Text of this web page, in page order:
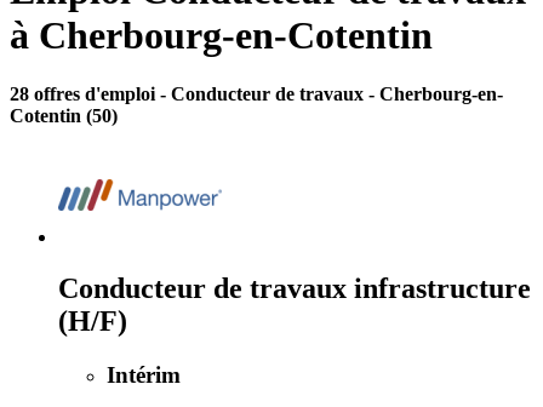
à Cherbourg-en-Cotentin
28 offres d'emploi - Conducteur de travaux - Cherbourg-en-
Cotentin (50)
Conducteur de travaux infrastructure
(H/F)
Intérim